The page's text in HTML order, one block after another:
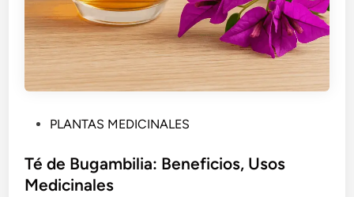
b
l
PLANTAS MEDICINALES
Té de Bugambilia: Beneficios, Usos
Medicinales